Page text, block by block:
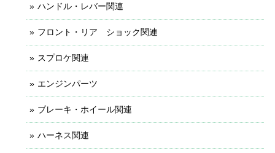
ハンドル・レバー関連
フロント・リア ショック関連
スプロケ関連
エンジンパーツ
ブレーキ・ホイール関連
ハーネス関連